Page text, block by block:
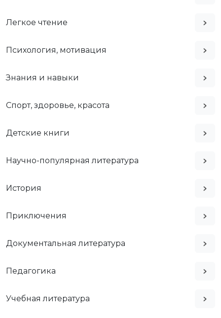
Легкое чтение
Психология, мотивация
Знания и навыки
Спорт, здоровье, красота
Детские книги
Научно-популярная литература
История
Приключения
Документальная литература
Педагогика
Учебная литература